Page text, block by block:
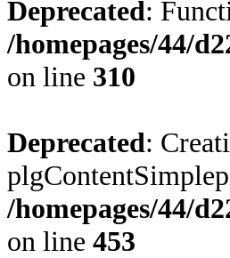
Deprecated:
/homepages/44/
on line 310
Deprecated:
/homepages/44/
on line 453